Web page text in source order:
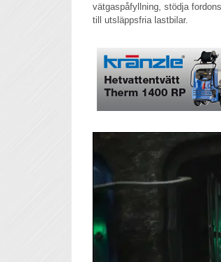
vätgaspåfyllning, stödja
till utsläppsfria lastbilar.